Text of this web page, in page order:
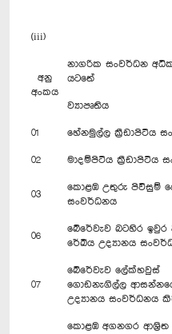
(iii)
අනු
අංකය
නාගරික සංවර්ධන
යටතේ
ව්‍යාපෘතිය
01 හේනමුල්ල ක්‍රීඩාපිටිය
02 මාදම්පිටිය ක්‍රීඩාපිටිය
03
කොළඹ උතුරු පිවිසුම්
සංවර්ධනය
06
බේරේවැව බටහිර ඉවුර
රේඛීය උද්‍යානය
07
බේරේවැව ලේක්හවුස්
ගොඩනැගිල්ල
උද්‍යානය සංවර්ධනය
කොළඹ අගනගර ආශ්‍රිත